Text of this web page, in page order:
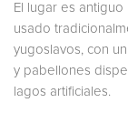
El lugar es
usado
yugoslavos, con
y pabellones
lagos artificiales.